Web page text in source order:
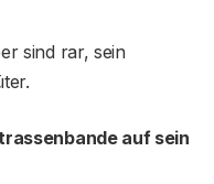
sind rar, sein
auf sein